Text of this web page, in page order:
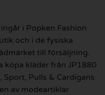
i Popken Fashion
och i de fysiska
till försäljning.
köpa kläder från JP1880
Pulls & Cardigans
av modeartiklar